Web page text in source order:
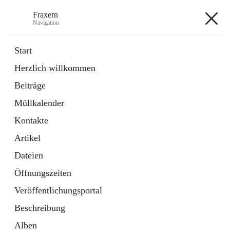
Fraxern
Navigation
Start
Herzlich willkommen
Beiträge
Müllkalender
Kontakte
Artikel
Dateien
Öffnungszeiten
Veröffentlichungsportal
Beschreibung
Alben
Ordner
in
Tab
Formulare
Artikel
öffnet
in
neuem
Tab